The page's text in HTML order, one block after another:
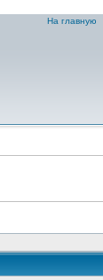
На главную